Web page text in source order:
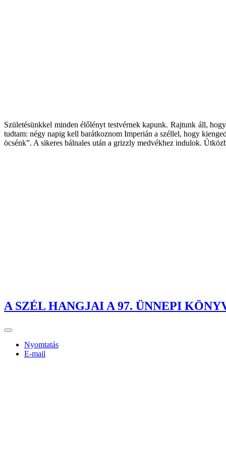
Születésünkkel minden élőlényt testvérnek kapunk. Rajtunk áll,
tudtam: négy napig kell barátkoznom Imperián a széllel, hogy
öcsénk”. A sikeres bálnales után a grizzly medvékhez indulok.
A SZÉL HANGJAI A 97. ÜNNEPI
Nyomtatás
E-mail